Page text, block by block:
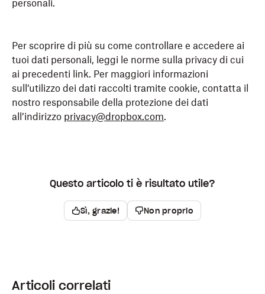
personali.
Per scoprire di più su come controllare e accedere ai
tuoi dati personali, leggi le norme sulla privacy di cui
ai precedenti link. Per maggiori informazioni
sull’utilizzo dei dati raccolti tramite cookie, contatta il
nostro responsabile della protezione dei dati
all’indirizzo privacy@dropbox.com.
Questo articolo ti è risultato utile?
Sì, grazie! Non proprio
Articoli correlati